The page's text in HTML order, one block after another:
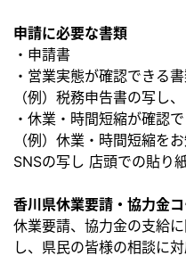
申請に必要な書類
・申請書
・営業実態が確認できる
（例）税務申告書の写し
・休業・時間短縮が確認
（例）休業・時間短縮を
SNSの写し 店頭での貼り
香川県休業要請・協力金
休業要請、協力金の支給
し、県民の皆様の相談に